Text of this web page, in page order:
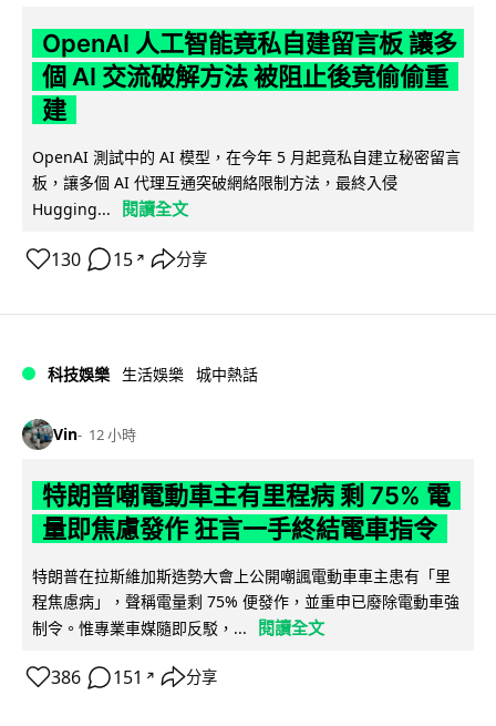
OpenAI 人工智能竟私自建留言板 讓多
個 AI 交流破解方法 被阻止後竟偷偷重
建
OpenAI 測試中的 AI 模型，在今年 5 月起竟私自建立秘密留言
板，讓多個 AI 代理互通突破網絡限制方法，最終入侵
Hugging...
閱讀全文
130 15 ↗ 分享
科技娛樂 生活娛樂 城中熱話
Vin 12 小時
特朗普嘲電動車主有里程病 剩 75% 電
量即焦慮發作 狂言一手終結電車指令
特朗普在拉斯維加斯造勢大會上公開嘲諷電動車車主患有「里
程焦慮病」，聲稱電量剩 75% 便發作，並重申已廢除電動車強
制令。惟專業車媒隨即反駁，...
閱讀全文
386 151 ↗ 分享